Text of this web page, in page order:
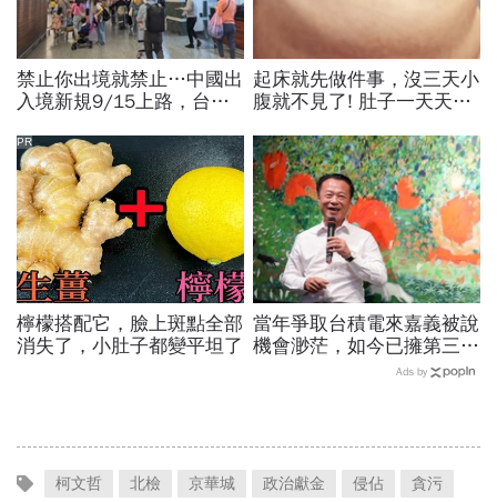
禁止你出境就禁止…中國出
入境新規9/15上路，台灣
職業特別注意：前例在這
起床就先做件事，沒三天小
腹就不見了! 肚子一天天變
檸檬搭配它，臉上斑點全部
消失了，小肚子都變平坦了
PR
當年爭取台積電來嘉義被說
機會渺茫，如今已擁第三
廠！翁章梁細數8年改變：
Ads by
柯文哲 北檢 京華城 政治獻金 侵佔
貪污